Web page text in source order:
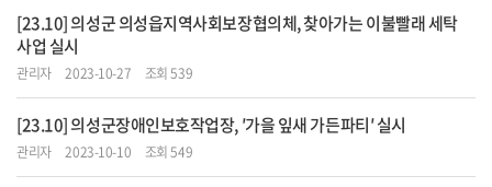
[23.10] 의성군 의성읍지역사회보장협의체, 찾아가는 이불빨래 세탁
사업 실시
관리자 2023-10-27 조회 539
[23.10] 의성군장애인보호작업장, ′가을 잎새 가든파티′ 실시
관리자 2023-10-10 조회 549